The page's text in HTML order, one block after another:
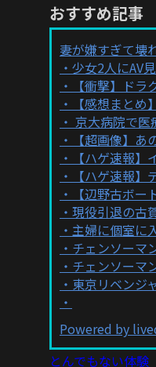
おすすめ記事
妻が嫌すぎて壊
少女2人にAV
【衝撃】ド
【感想まと
京大病院で
【超画像】
【ハゲ速報
【ハゲ速報
【辺野古ボ
現役引退の古
主婦に個室に
チェンソーマ
チェンソーマ
東京リベンジ
Powered by
とんでもない体験